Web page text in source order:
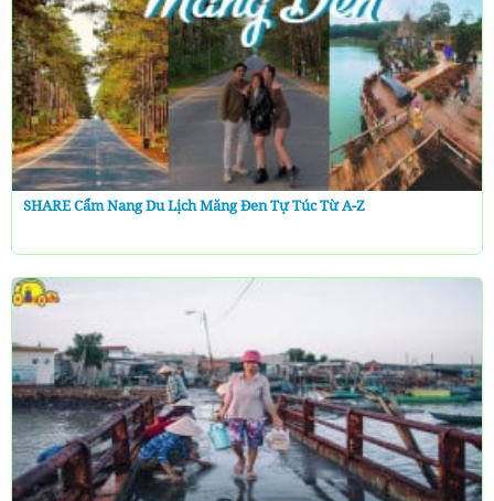
SHARE Cẩm Nang Du Lịch Măng Đen Tự Túc Từ A-Z